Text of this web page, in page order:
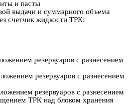
и пасты
выдачи и суммарного объема
счетчик жидкости ТРК:
резервуаров с разнесением
резервуаров с разнесением
резервуаров с разнесением
ТРК над блоком хранения